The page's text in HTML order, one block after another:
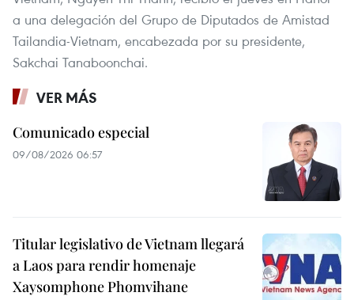
a una delegación del Grupo de Diputados de Amistad
Tailandia-Vietnam, encabezada por su presidente,
Sakchai Tanaboonchai.
VER MÁS
Comunicado especial
09/08/2026 06:57
Titular legislativo de Vietnam llegará
a Laos para rendir homenaje
Xaysomphone Phomvihane